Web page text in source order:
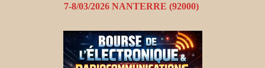
7-8/03/2026 NANTERRE (92000)